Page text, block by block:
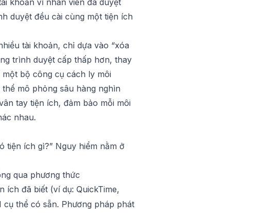
khoản vì nhân viên đã duyệt
duyệt đều cài cùng một tiện ích
tài khoản, chỉ dựa vào “xóa
trình duyệt cấp thấp hơn, thay
bộ công cụ cách ly môi
thể mô phỏng sâu hàng nghìn
tay tiện ích, đảm bảo mỗi môi
nhau.
tiện ích gì?” Nguy hiểm nằm ở
qua phương thức
ích đã biết (ví dụ: QuickTime,
thể có sẵn. Phương pháp phát